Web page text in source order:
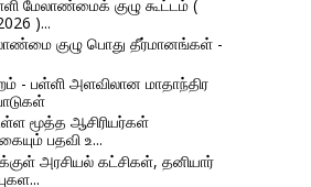
மேலாண்மைக் குழு கூட்டம் (
)...
குழு பொது தீர்மானங்கள் -
- பள்ளி அளவிலான மாதாந்திர
மூத்த ஆசிரியர்கள்
பதவி உ...
அரசியல் கட்சிகள், தனியார்